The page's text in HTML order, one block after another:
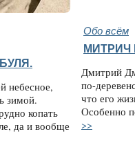
Обо всём
небесное,
зимой.
копать
да и вообще
МИТРИЧ
Дмитрий
по-
что его
Особенно
>>